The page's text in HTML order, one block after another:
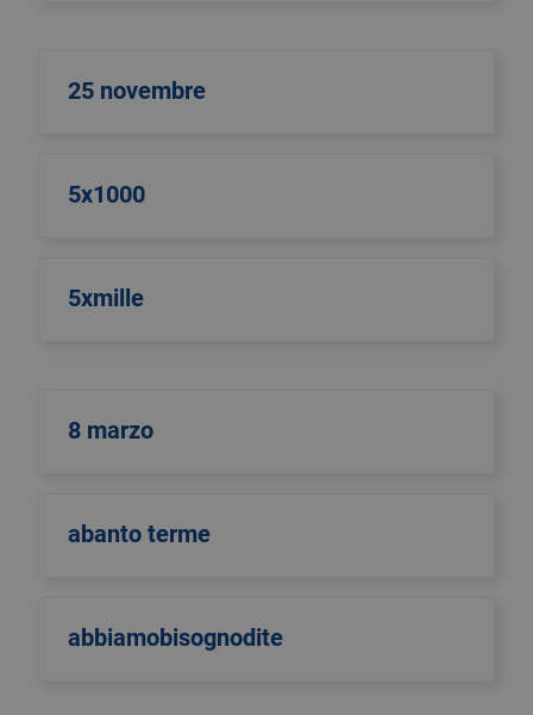
25 novembre
5x1000
5xmille
8 marzo
abanto terme
abbiamobisognodite